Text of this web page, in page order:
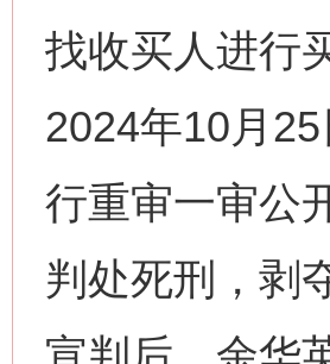
找收买人进行
2024年10月
行重审一审公
判处死刑，剥